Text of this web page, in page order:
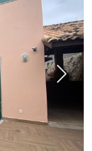
Next